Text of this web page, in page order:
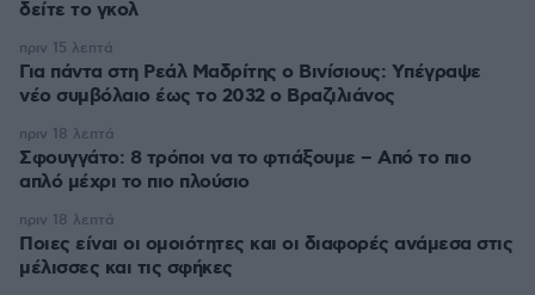
Για πάντα στη Ρεάλ Μαδρίτης ο Βινίσιους: Yπέγραψε
νέο συμβόλαιο έως το 2032 ο Βραζιλιάνος
πριν 15 λεπτά
Σφουγγάτο: 8 τρόποι να το φτιάξουμε – Από το πιο
απλό μέχρι το πιο πλούσιο
πριν 18 λεπτά
Ποιες είναι οι ομοιότητες και οι διαφορές ανάμεσα στις
μέλισσες και τις σφήκες
πριν 18 λεπτά